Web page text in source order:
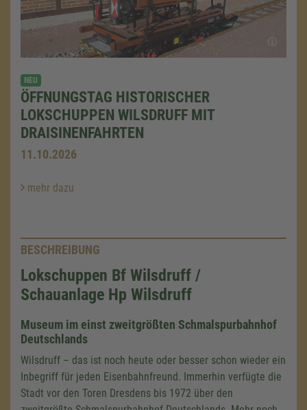
NEU
ÖFFNUNGSTAG HISTORISCHER
LOKSCHUPPEN WILSDRUFF MIT
DRAISINENFAHRTEN
11.10.2026
mehr dazu
BESCHREIBUNG
Lokschuppen Bf Wilsdruff /
Schauanlage Hp Wilsdruff
Museum im einst zweitgrößten Schmalspurbahnhof
Deutschlands
Wilsdruff – das ist noch heute oder besser schon wieder ein
Inbegriff für jeden Eisenbahnfreund. Immerhin verfügte die
Stadt vor den Toren Dresdens bis 1972 über den